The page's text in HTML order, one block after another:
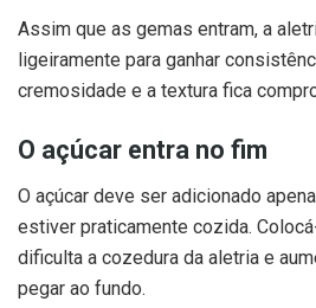
Assim que as gemas entram, a
ligeiramente para ganhar
cremosidade e a textura fica
O açúcar entra no fim
O açúcar deve ser adicionado
estiver praticamente cozida.
dificulta a cozedura da aletria e
pegar ao fundo.